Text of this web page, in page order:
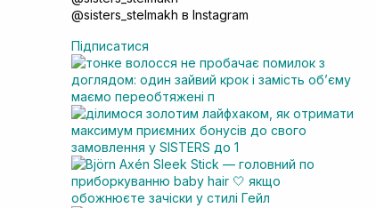
@sisters_stelmakh в Instagram
Підписатися